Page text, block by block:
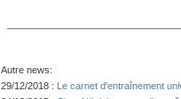
Autre news:
29/12/2018 : Le carnet d'entraînement